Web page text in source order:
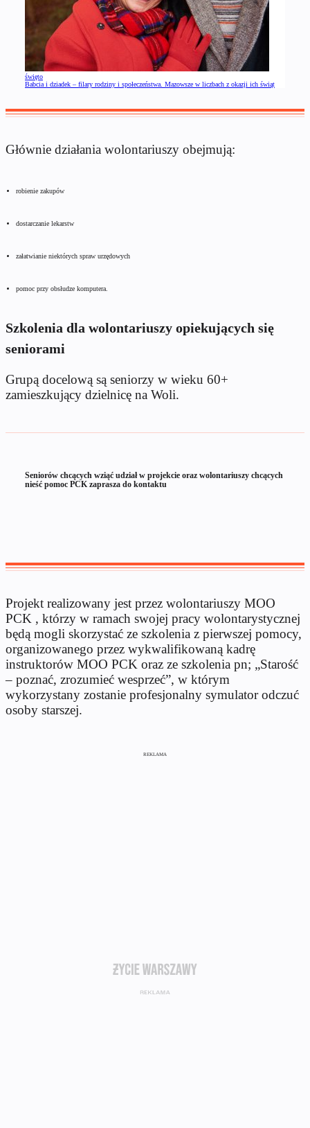
święto
Babcia i dziadek – filary rodziny i społeczeństwa. Mazowsze w liczbach z okazji ich świąt
Głównie działania wolontariuszy obejmują:
robienie zakupów
dostarczanie lekarstw
załatwianie niektórych spraw urzędowych
pomoc przy obsłudze komputera.
Szkolenia dla wolontariuszy opiekujących się
seniorami
Grupą docelową są seniorzy w wieku 60+
zamieszkujący dzielnicę na Woli.
Seniorów chcących wziąć udział w projekcie oraz wolontariuszy chcących
nieść pomoc PCK zaprasza do kontaktu
Projekt realizowany jest przez wolontariuszy MOO
PCK , którzy w ramach swojej pracy wolontarystycznej
będą mogli skorzystać ze szkolenia z pierwszej pomocy,
organizowanego przez wykwalifikowaną kadrę
instruktorów MOO PCK oraz ze szkolenia pn; „Starość
– poznać, zrozumieć wesprzeć”, w którym
wykorzystany zostanie profesjonalny symulator odczuć
osoby starszej.
REKLAMA